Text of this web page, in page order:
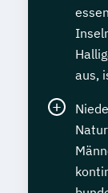
aus,